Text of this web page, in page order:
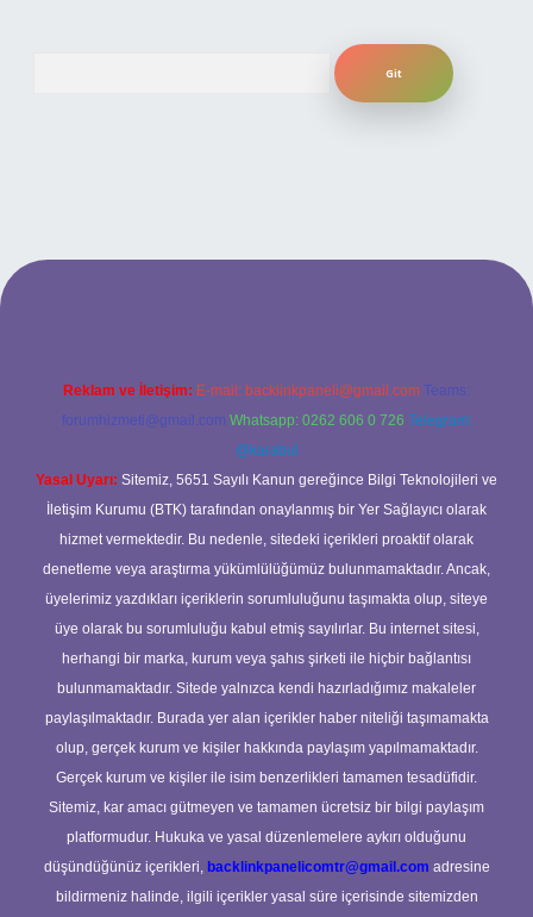
giriş
Reklam ve İletişim: E-mail: backlinkpaneli@gmail.com Teams:
forumhizmeti@gmail.com Whatsapp: 0262 606 0 726 Telegram:
@karabul
Yasal Uyarı: Sitemiz, 5651 Sayılı Kanun gereğince Bilgi Teknolojileri ve
İletişim Kurumu (BTK) tarafından onaylanmış bir Yer Sağlayıcı olarak
hizmet vermektedir. Bu nedenle, sitedeki içerikleri proaktif olarak
denetleme veya araştırma yükümlülüğümüz bulunmamaktadır. Ancak,
üyelerimiz yazdıkları içeriklerin sorumluluğunu taşımakta olup, siteye
üye olarak bu sorumluluğu kabul etmiş sayılırlar. Bu internet sitesi,
herhangi bir marka, kurum veya şahıs şirketi ile hiçbir bağlantısı
bulunmamaktadır. Sitede yalnızca kendi hazırladığımız makaleler
paylaşılmaktadır. Burada yer alan içerikler haber niteliği taşımamakta
olup, gerçek kurum ve kişiler hakkında paylaşım yapılmamaktadır.
Gerçek kurum ve kişiler ile isim benzerlikleri tamamen tesadüfidir.
Sitemiz, kar amacı gütmeyen ve tamamen ücretsiz bir bilgi paylaşım
platformudur. Hukuka ve yasal düzenlemelere aykırı olduğunu
düşündüğünüz içerikleri, backlinkpanelicomtr@gmail.com adresine
bildirmeniz halinde, ilgili içerikler yasal süre içerisinde sitemizden